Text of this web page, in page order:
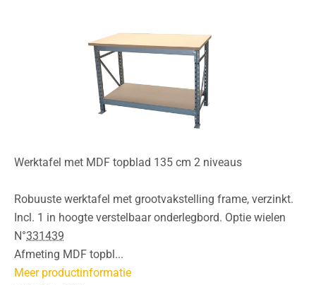
Werktafel met MDF topblad 135 cm 2 niveaus
Robuuste werktafel met grootvakstelling frame, verzinkt.
Incl. 1 in hoogte verstelbaar onderlegbord. Optie wielen
N°331439
Afmeting MDF topbl...
Meer productinformatie